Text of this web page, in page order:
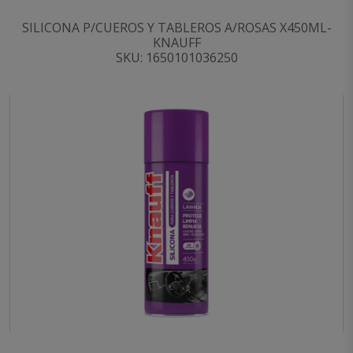
SILICONA P/CUEROS Y TABLEROS A/ROSAS X450ML-
KNAUFF
SKU: 1650101036250